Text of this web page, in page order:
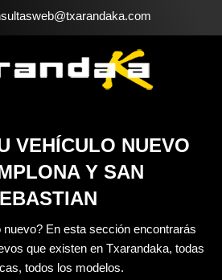
moc.akadnaraxt
VEHÍCULO NUEVO
Y SAN
En esta sección encontrarás
que existen en Txarandaka, todas
todos los modelos.